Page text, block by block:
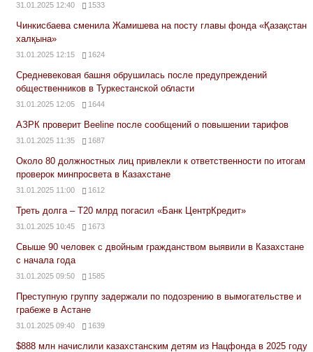
31.01.2025 12:40 1533
Чинкисбаева сменила Жамишева на посту главы фонда «Қазақстан
халқына»
31.01.2025 12:15 1624
Средневековая башня обрушилась после предупреждений
общественников в Туркестанской области
31.01.2025 12:05 1644
АЗРК проверит Beeline после сообщений о повышении тарифов
31.01.2025 11:35 1687
Около 80 должностных лиц привлекли к ответственности по итогам
проверок минпросвета в Казахстане
31.01.2025 11:00 1612
Треть долга – Т20 млрд погасил «Банк ЦентрКредит»
31.01.2025 10:45 1673
Свыше 90 человек с двойным гражданством выявили в Казахстане
с начала года
31.01.2025 09:50 1585
Преступную группу задержали по подозрению в вымогательстве и
грабеже в Астане
31.01.2025 09:40 1639
$888 млн начислили казахстанским детям из Нацфонда в 2025 году